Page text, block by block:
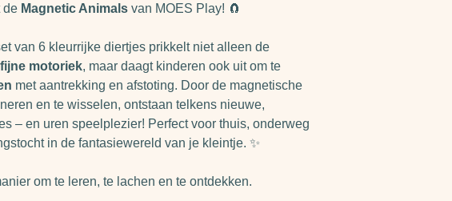
de Magnetic Animals van MOES Play! 🧲
van 6 kleurrijke diertjes prikkelt niet alleen de
fijne motoriek, maar daagt kinderen ook uit om te
met aantrekking en afstoting. Door de magnetische
en te wisselen, ontstaan telkens nieuwe,
– en uren speelplezier! Perfect voor thuis, onderweg
in de fantasiewereld van je kleintje. ✨
om te leren, te lachen en te ontdekken.